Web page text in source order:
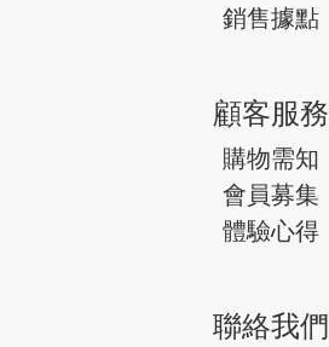
銷售據點
顧客服務
購物需知
會員募集
體驗心得
聯絡我們